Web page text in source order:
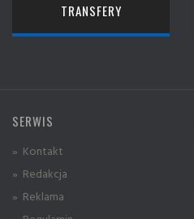
TRANSFERY
SERWIS
» Kontakt
» Redakcja
» Reklama